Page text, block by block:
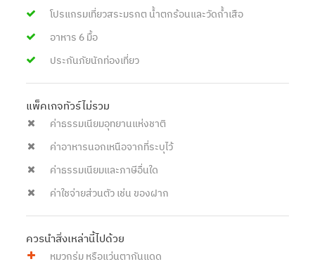
โปรแกรมเที่ยวสระมรกต น้ำตกร้อนและวัดถ้ำเสือ
อาหาร 6 มื้อ
ประกันภัยนักท่องเที่ยว
แพ็คเกจทัวร์ไม่รวม
ค่าธรรมเนียมอุทยานแห่งชาติ
ค่าอาหารนอกเหนือจากที่ระบุไว้
ค่าธรรมเนียมและภาษีอื่นใด
ค่าใชจ่ายส่วนตัว เช่น ของฝาก
ควรนำสิ่งเหล่านี้ไปด้วย
หมวกร่ม หรือแว่นตากันแดด